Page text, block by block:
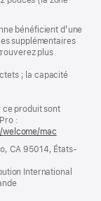
bénéficient d’une
supplémentaires
plus
; la capacité
ce produit sont
:
mac
dans
une
nouvelle
fenêtre)
CA 95014, États-
International